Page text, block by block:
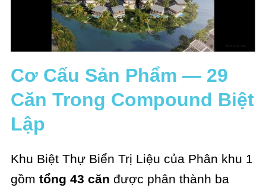
Cơ Cấu Sản Phẩm — 29
Căn Trong Compound Biệt
Lập
Khu Biệt Thự Biển Trị Liệu của Phân khu 1
gồm tổng 43 căn được phân thành ba